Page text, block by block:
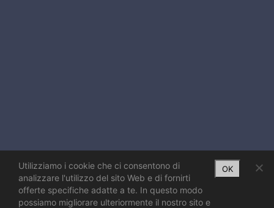
Utilizziamo i cookie che ci consentono di
analizzare l'utilizzo del sito Web e di fornirti
offerte specifiche adatte a te. In questo modo
possiamo migliorare ulteriormente il nostro sito e
OK